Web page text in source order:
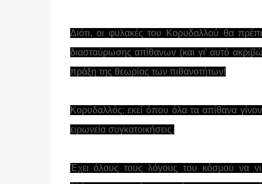
Διότι, οι φυλακές του Κορυδαλλού θα
διασταύρωσης απίθανων (και γι' αυτό
πράξη της θεωρίας των πιθανοτήτων!
Κορυδαλλός: εκεί όπου όλα τα απίθανα
ειρωνεία συγκατοικήσεις.
Έχει όλους τους λόγους του κόσμου να